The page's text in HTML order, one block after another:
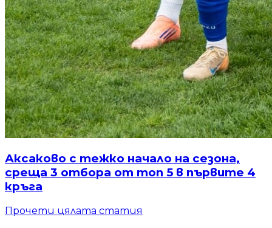
Аксаково с тежко начало на сезона,
среща 3 отбора от топ 5 в първите 4
кръга
Прочети цялата статия